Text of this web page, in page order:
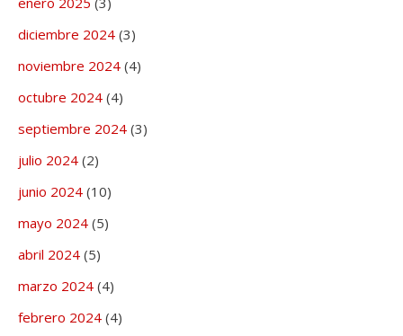
diciembre 2024 (3)
noviembre 2024 (4)
octubre 2024 (4)
septiembre 2024 (3)
julio 2024 (2)
junio 2024 (10)
mayo 2024 (5)
abril 2024 (5)
marzo 2024 (4)
febrero 2024 (4)